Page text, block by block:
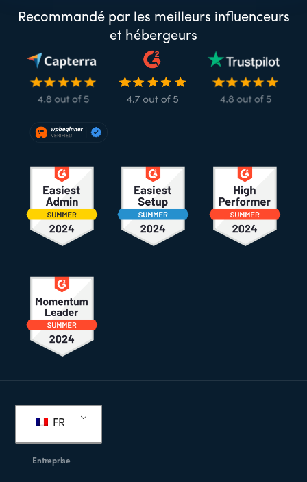
Recommandé par les meilleurs influenceurs
et hébergeurs
de
page
FR
Entreprise